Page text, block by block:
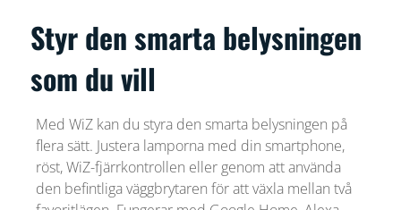
Styr den smarta belysningen
som du vill
Med WiZ kan du styra den smarta belysningen på
flera sätt. Justera lamporna med din smartphone,
röst, WiZ-fjärrkontrollen eller genom att använda
den befintliga väggbrytaren för att växla mellan två